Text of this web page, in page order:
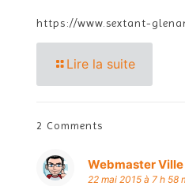
https://www.sextant-
Lire la suite
2 Comments
Webmaster
22 mai 2015 à 7 h 58